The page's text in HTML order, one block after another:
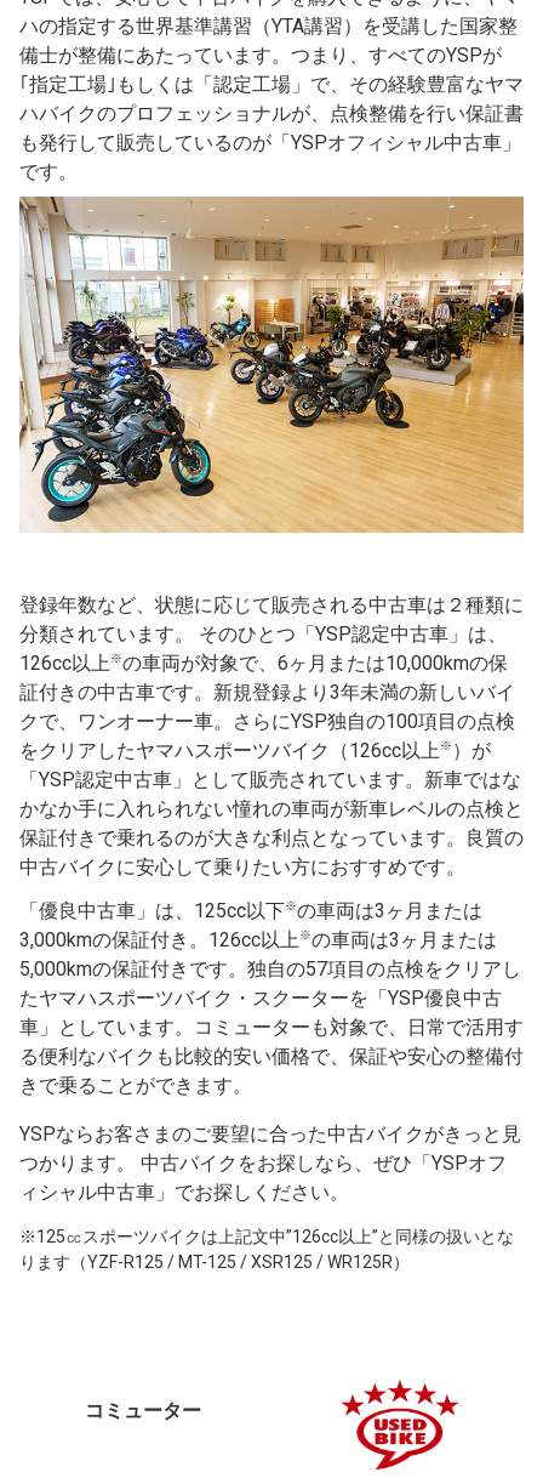
ハの指定する世界基準講習（YTA講習）を受講した国家整
備士が整備にあたっています。つまり、すべてのYSPが
｢指定工場｣もしくは「認定工場」で、その経験豊富なヤマ
ハバイクのプロフェッショナルが、点検整備を行い保証書
も発行して販売しているのが「YSPオフィシャル中古車」
です。
登録年数など、状態に応じて販売される中古車は２種類に
分類されています。 そのひとつ「YSP認定中古車」は、
126cc以上※の車両が対象で、6ヶ月または10,000kmの保
証付きの中古車です。新規登録より3年未満の新しいバイ
クで、ワンオーナー車。さらにYSP独自の100項目の点検
をクリアしたヤマハスポーツバイク（126cc以上※ ）が
「YSP認定中古車」として販売されています。新車ではな
かなか手に入れられない憧れの車両が新車レベルの点検と
保証付きで乗れるのが大きな利点となっています。良質の
中古バイクに安心して乗りたい方におすすめです。
「優良中古車」は、125cc以下※の車両は3ヶ月または
3,000kmの保証付き。126cc以上※の車両は3ヶ月または
5,000kmの保証付きです。独自の57項目の点検をクリアし
たヤマハスポーツバイク・スクーターを「YSP優良中古
車」としています。コミューターも対象で、日常で活用す
る便利なバイクも比較的安い価格で、保証や安心の整備付
きで乗ることができます。
YSPならお客さまのご要望に合った中古バイクがきっと見
つかります。 中古バイクをお探しなら、ぜひ「YSPオフ
ィシャル中古車」でお探しください。
※125㏄スポーツバイクは上記文中”126cc以上”と同様の扱いとな
ります（YZF-R125 / MT-125 / XSR125 / WR125R）
コミューター